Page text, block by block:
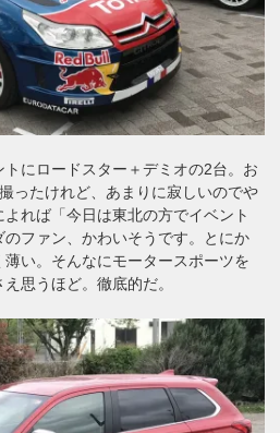
にロードスター＋デミオの2台。お
ったけれど、あまりに寂しいのでや
れば「今日は東北の方でイベント
ファン、かわいそうです。とにか
い。そんなにモータースポーツを
思うほど。徹底的だ。